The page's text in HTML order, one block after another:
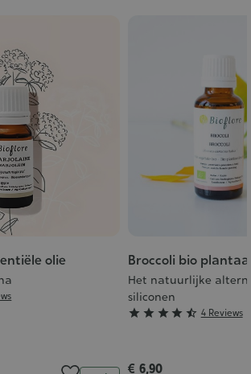
olie Broccoli bio
Het natuurlijke
siliconen
Grade
     4 Reviews
€ 6,90